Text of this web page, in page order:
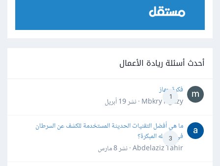
أحدث أسئلة ريادة الأعمال
1
فكرة جهاز
Mbkry Hgazy · نشر
19 أبريل
3
ما هي أفضل التقنيات الحديثة المستخدمة للكشف عن السرطان
في مراحله المبكرة؟
Abdelaziz Tahir · نشر
8 مارس